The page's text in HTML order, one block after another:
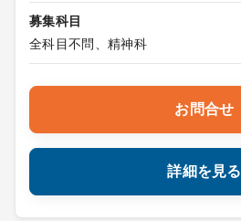
募集科目
全科目不問、精神科
お問合せ
詳細を見る